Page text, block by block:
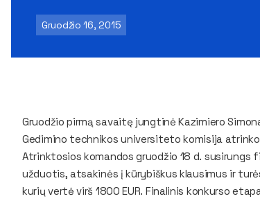
Gruodžio 16, 2015
Gruodžio pirmą savaitę jungtinė Kazimiero
Gedimino technikos universiteto komisija
Atrinktosios komandos gruodžio 18 d.
užduotis, atsakinės į kūrybiškus klausimus ir
kurių vertė virš 1800 EUR. Finalinis konkurso